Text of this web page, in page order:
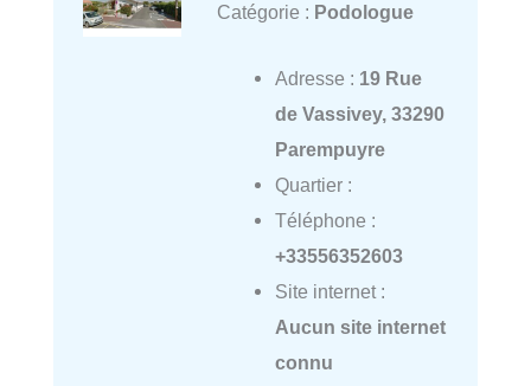
Catégorie : Podologue
Adresse : 19 Rue
de Vassivey, 33290
Parempuyre
Quartier :
Téléphone :
+33556352603
Site internet :
Aucun site internet
connu